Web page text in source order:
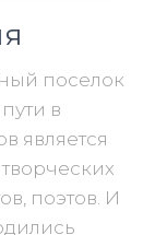
поселок
в
является
поэтов. И